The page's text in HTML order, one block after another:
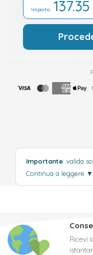
Importo: 137.35
Importante: valida
Continua a leggere ▼
Ricevi